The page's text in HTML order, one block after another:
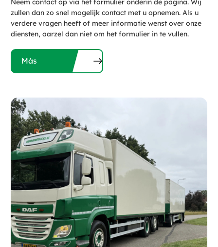
Neem contact op via het formulier onderin de pagina. Wij
zullen dan zo snel mogelijk contact met u opnemen. Als u
verdere vragen heeft of meer informatie wenst over onze
diensten, aarzel dan niet om het formulier in te vullen.
Más